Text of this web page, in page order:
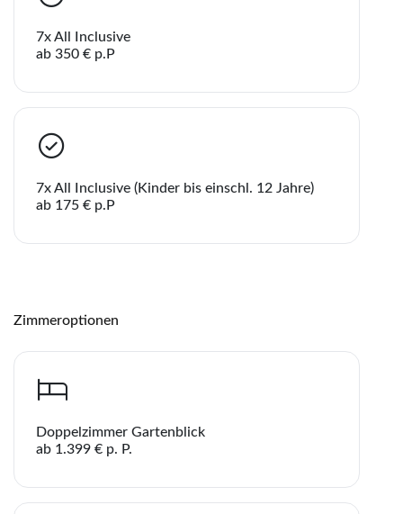
7x All Inclusive
ab 350 € p.P
7x All Inclusive (Kinder bis einschl. 12 Jahre)
ab 175 € p.P
Zimmeroptionen
Doppelzimmer Gartenblick
ab 1.399 € p. P.
Teile diese Reise